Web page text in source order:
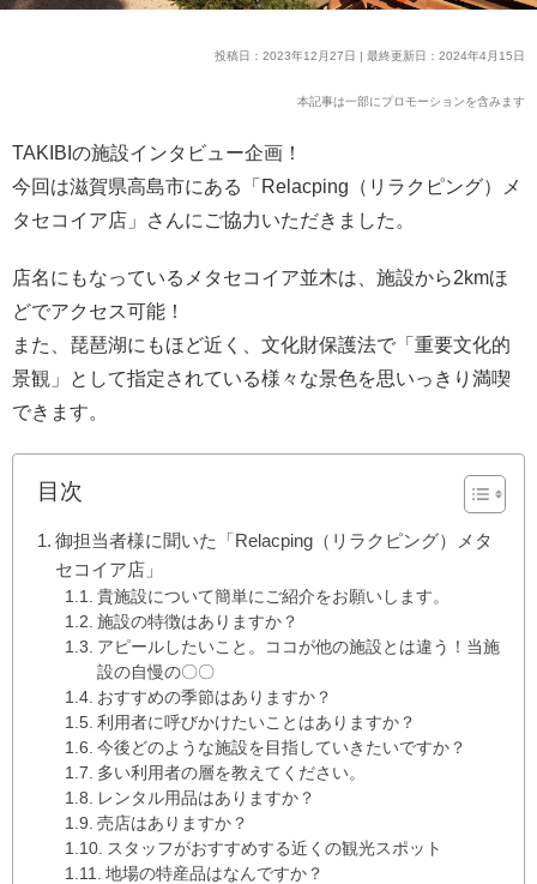
投稿日：2023年12月27日 | 最終更新日：2024年4月15日
本記事は一部にプロモーションを含みます
TAKIBIの施設インタビュー企画！
今回は滋賀県高島市にある「Relacping（リラクピング）メ
タセコイア店」さんにご協力いただきました。
店名にもなっているメタセコイア並木は、施設から2kmほ
どでアクセス可能！
また、琵琶湖にもほど近く、文化財保護法で「重要文化的
景観」として指定されている様々な景色を思いっきり満喫
できます。
目次
御担当者様に聞いた「Relacping（リラクピング）メタ
セコイア店」
貴施設について簡単にご紹介をお願いします。
施設の特徴はありますか？
アピールしたいこと。ココが他の施設とは違う！当施
設の自慢の〇〇
おすすめの季節はありますか？
利用者に呼びかけたいことはありますか？
今後どのような施設を目指していきたいですか？
多い利用者の層を教えてください。
レンタル用品はありますか？
売店はありますか？
スタッフがおすすめする近くの観光スポット
地場の特産品はなんですか？